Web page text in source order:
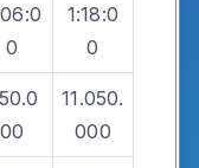
0
1:18:0
0
00
11.050.
000